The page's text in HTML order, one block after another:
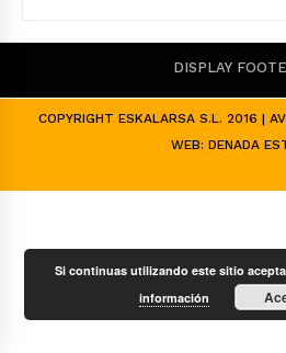
DISPLAY
COPYRIGHT ESKALARSA S.L. 2016 |
WEB: DENADA
Si continuas utilizando este sitio
información